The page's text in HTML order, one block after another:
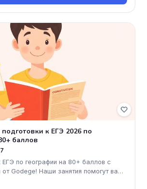
к ЕГЭ 2026 по
баллов
ЕГЭ по географии на 80+ баллов с
Godege! Наши занятия помогут вам